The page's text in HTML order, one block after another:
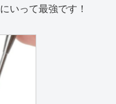
いって最強です！